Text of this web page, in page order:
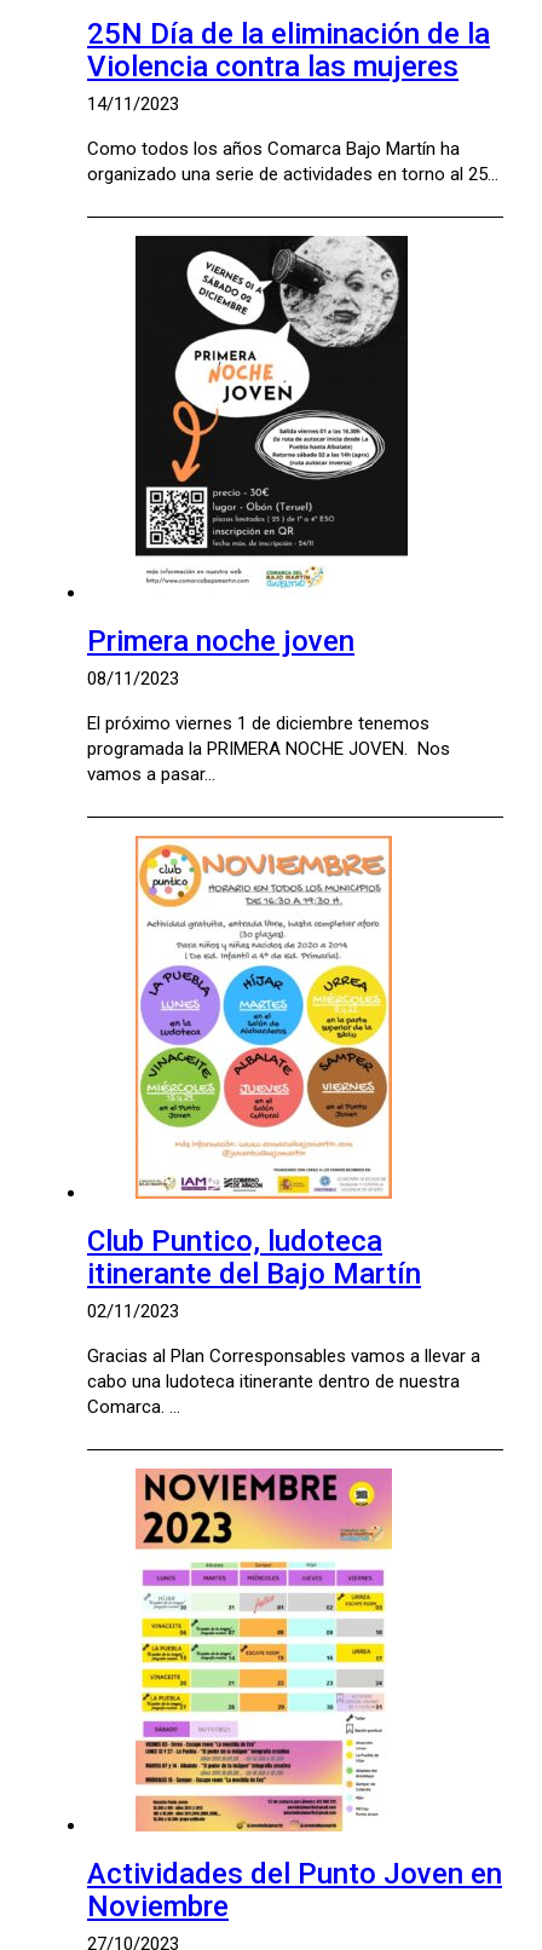
25N Día de la eliminación de la
Violencia contra las mujeres
14/11/2023
Como todos los años Comarca Bajo Martín ha
organizado una serie de actividades en torno al 25…
Primera noche joven
08/11/2023
El próximo viernes 1 de diciembre tenemos
programada la PRIMERA NOCHE JOVEN. Nos
vamos a pasar…
Club Puntico, ludoteca
itinerante del Bajo Martín
02/11/2023
Gracias al Plan Corresponsables vamos a llevar a
cabo una ludoteca itinerante dentro de nuestra
Comarca. …
Actividades del Punto Joven en
Noviembre
27/10/2023